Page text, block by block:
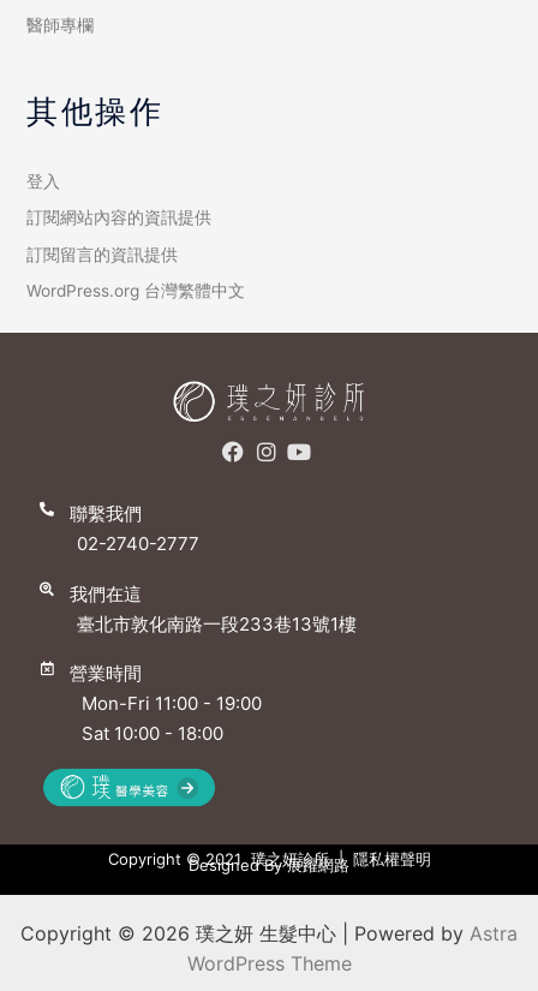
醫師專欄
其他操作
登入
訂閱網站內容的資訊提供
訂閱留言的資訊提供
WordPress.org 台灣繁體中文
聯繫我們
02-2740-2777
我們在這
臺北市敦化南路一段233巷13號1樓
營業時間
Mon-Fri 11:00 - 19:00
Sat 10:00 - 18:00
Copyright © 2021 璞之妍診所 | 隱私權聲明
Designed By 展躍網路
Copyright © 2026 璞之妍 生髮中心 | Powered by Astra
WordPress Theme